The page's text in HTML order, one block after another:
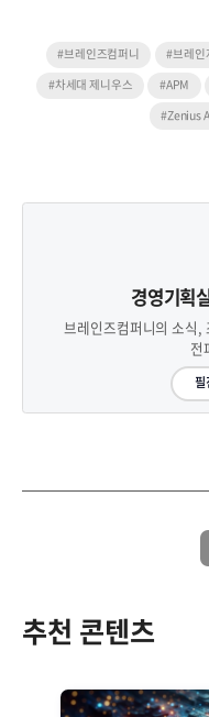
#브레인즈컴퍼니 #브레인
#차세대 제니우스
#APM
#Zenius
경영기획
브레인즈컴퍼니의 소식
전
필
추천 콘텐츠